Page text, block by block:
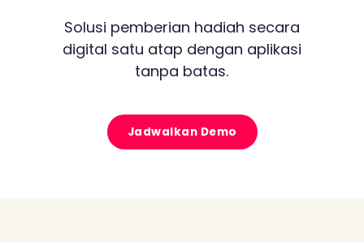
Solusi pemberian hadiah secara
digital satu atap dengan aplikasi
tanpa batas.
Jadwalkan Demo